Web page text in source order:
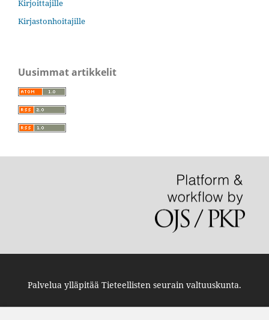
Kirjoittajille
Kirjastonhoitajille
Uusimmat artikkelit
Palvelua ylläpitää Tieteellisten seurain valtuuskunta.